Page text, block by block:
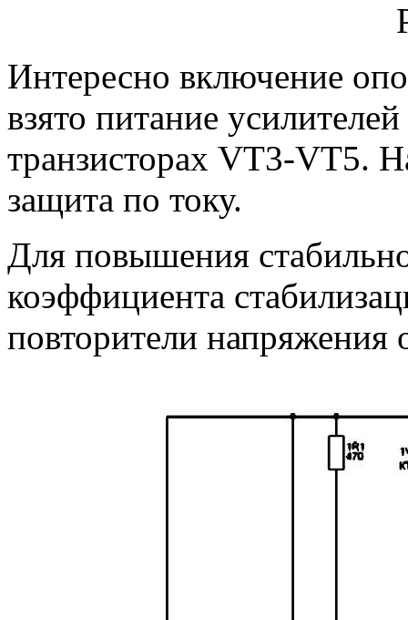
Интересно включение
взято питание
транзисторах VT3-VT5.
защита по току.
Для повышения
коэффициента
повторители